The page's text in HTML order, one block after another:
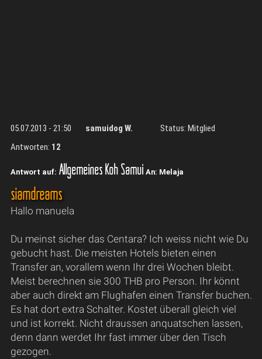
05.07.2013 - 21:50 samuidog W.
Status: Mitglied
Antworten: 12
Antwort auf: Allgemeines Koh Samui An: Melaja
siamdreams
Hallo manuela
Du meinst sicher das Centara? Ich weiss nicht wie Du
gebucht hast. Die meisten Hotels bieten einen
Transfer an, vorallem wenn Ihr drei Wochen bleibt.
Meist berechnen sie 300 THB pro Person. Ihr könnt
aber auch direkt am Flughafen einen Transfer buchen.
Es hat dort extra Schalter. Kostet überall gleich viel
und ist korrekt. Nicht draussen anquatschen lassen,
denn dann werdet Ihr fast immer über den Tisch
gezogen.